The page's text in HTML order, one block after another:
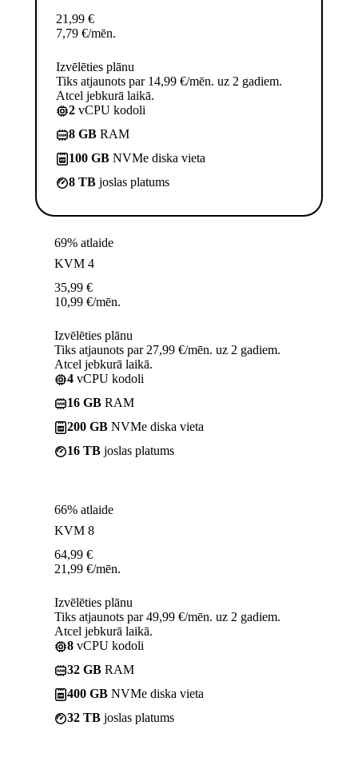
21,99 €
7,79 €/mēn.
Izvēlēties plānu
Tiks atjaunots par 14,99 €/mēn. uz 2 gadiem.
Atcel jebkurā laikā.
2 vCPU kodoli
8 GB RAM
100 GB NVMe diska vieta
8 TB joslas platums
69% atlaide
KVM 4
35,99 €
10,99 €/mēn.
Izvēlēties plānu
Tiks atjaunots par 27,99 €/mēn. uz 2 gadiem.
Atcel jebkurā laikā.
4 vCPU kodoli
16 GB RAM
200 GB NVMe diska vieta
16 TB joslas platums
66% atlaide
KVM 8
64,99 €
21,99 €/mēn.
Izvēlēties plānu
Tiks atjaunots par 49,99 €/mēn. uz 2 gadiem.
Atcel jebkurā laikā.
8 vCPU kodoli
32 GB RAM
400 GB NVMe diska vieta
32 TB joslas platums